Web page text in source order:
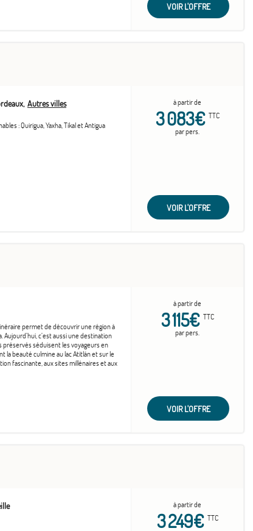
VOIR L'OFFRE
Autres villes
: Quirigua, Yaxha, Tikal et Antigua
à partir de
3 083€ TTC
par pers.
VOIR L'OFFRE
permet de découvrir une région à
c’est aussi une destination
séduisent les voyageurs en
la beauté culmine au lac Atitlán et sur le
fascinante, aux sites millénaires et aux
à partir de
3 115€ TTC
par pers.
VOIR L'OFFRE
à partir de
3 249€ TTC